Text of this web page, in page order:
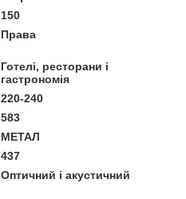
150
Права
Готелі, ресторани і
гастрономія
220-240
583
МЕТАЛ
437
Оптичний і акустичний